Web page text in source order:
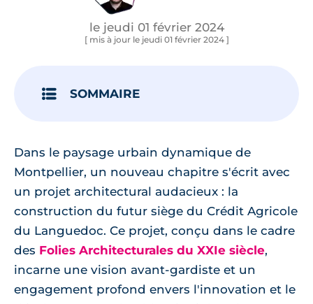
le jeudi 01 février 2024
[ mis à jour le jeudi 01 février 2024 ]
SOMMAIRE
Dans le paysage urbain dynamique de
Montpellier, un nouveau chapitre s'écrit avec
un projet architectural audacieux : la
construction du futur siège du Crédit Agricole
du Languedoc. Ce projet, conçu dans le cadre
des Folies Architecturales du XXIe siècle,
incarne une vision avant-gardiste et un
engagement profond envers l'innovation et le